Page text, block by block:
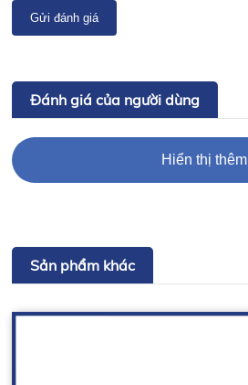
Gửi đánh giá
Đánh giá của người dùng
Hiển thị thêm
Sản phẩm khác